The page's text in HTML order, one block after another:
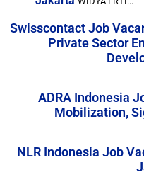
Swisscontact Job
Private Sector
ADRA Indonesia
Mobilization,
NLR Indonesia Job